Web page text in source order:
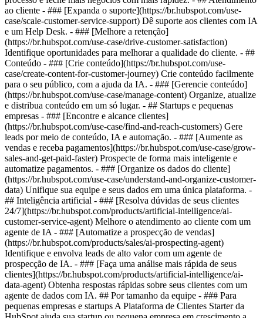
ao cliente - ### [Expanda o suporte](https://br.hubspot.com/use-
case/scale-customer-service-support) Dê suporte aos clientes com IA
e um Help Desk. - ### [Melhore a retenção]
(https://br.hubspot.com/use-case/drive-customer-satisfaction)
Identifique oportunidades para melhorar a qualidade do cliente. - ##
Conteúdo - ### [Crie conteúdo](https://br.hubspot.com/use-
case/create-content-for-customer-journey) Crie conteúdo facilmente
para o seu público, com a ajuda da IA. - ### [Gerencie conteúdo]
(https://br.hubspot.com/use-case/manage-content) Organize, atualize
e distribua conteúdo em um só lugar. - ## Startups e pequenas
empresas - ### [Encontre e alcance clientes]
(https://br.hubspot.com/use-case/find-and-reach-customers) Gere
leads por meio de conteúdo, IA e automação. - ### [Aumente as
vendas e receba pagamentos](https://br.hubspot.com/use-case/grow-
sales-and-get-paid-faster) Prospecte de forma mais inteligente e
automatize pagamentos. - ### [Organize os dados do cliente]
(https://br.hubspot.com/use-case/understand-and-organize-customer-
data) Unifique sua equipe e seus dados em uma única plataforma. -
## Inteligência artificial - ### [Resolva dúvidas de seus clientes
24/7](https://br.hubspot.com/products/artificial-intelligence/ai-
customer-service-agent) Melhore o atendimento ao cliente com um
agente de IA - ### [Automatize a prospecção de vendas]
(https://br.hubspot.com/products/sales/ai-prospecting-agent)
Identifique e envolva leads de alto valor com um agente de
prospecção de IA. - ### [Faça uma análise mais rápida de seus
clientes](https://br.hubspot.com/products/artificial-intelligence/ai-
data-agent) Obtenha respostas rápidas sobre seus clientes com um
agente de dados com IA. ## Por tamanho da equipe - ### Para
pequenas empresas e startups A Plataforma de Clientes Starter da